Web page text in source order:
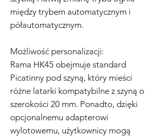
między trybem automatycznym i
półautomatycznym.
Możliwość personalizacji:
Rama HK45 obejmuje standard
Picatinny pod szyną, który mieści
różne latarki kompatybilne z szyną o
szerokości 20 mm. Ponadto, dzięki
opcjonalnemu adapterowi
wylotowemu, użytkownicy mogą